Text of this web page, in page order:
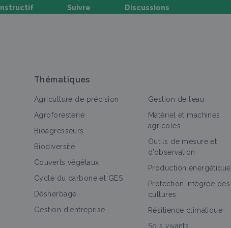
Instructif Suivre
Discussions
Fiche technique >
Bergers sculpteurs d'arbres du Haut Atlas,
avec Mohamed Alifriqui
Vidéo
Thématiques
Agriculture de précision
Agroforesterie
Bioagresseurs
Biodiversité
Couverts végétaux
Cycle du carbone et GES
Désherbage
Gestion d'entreprise
Gestion de l’eau
Matériel et machines
agricoles
Outils de mesure et
d’observation
Production énergétique
Protection intégrée des
cultures
Résilience climatique
Sols vivants